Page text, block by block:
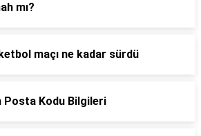
mı?
maçı ne kadar sürdü
Posta Kodu Bilgileri